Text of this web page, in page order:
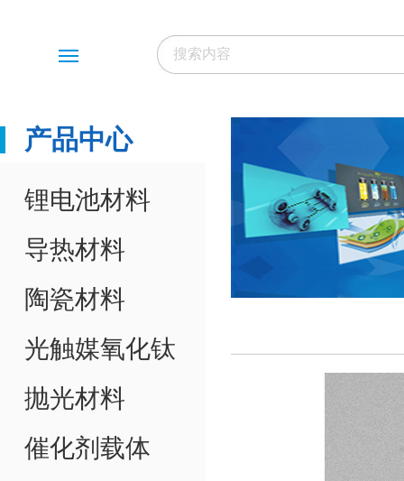
产品中心
锂电池材料
导热材料
陶瓷材料
光触媒氧化钛
抛光材料
催化剂载体